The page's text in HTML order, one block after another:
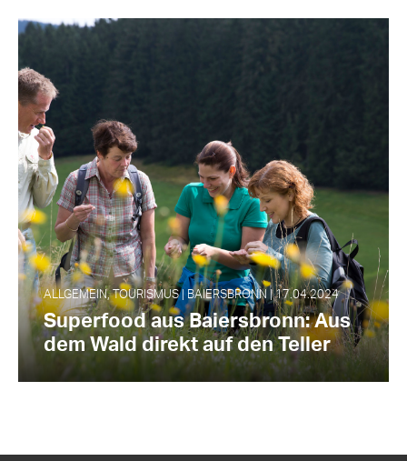
ALLGEMEIN, TOURISMUS | BAIERSBRONN | 17.04.2024
Superfood aus Baiersbronn: Aus
dem Wald direkt auf den Teller